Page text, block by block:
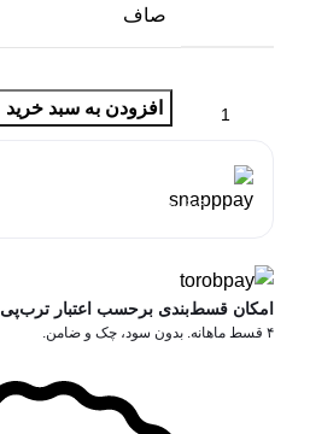
صاف
افزودن به سبد خرید
۴ قسط ماهانه. بدون سود، چک و ضامن.
امکان قسط‌بندی برحسب اعتبار ترب‌پی
۴ قسط ماهانه. بدون سود، چک و ضامن.